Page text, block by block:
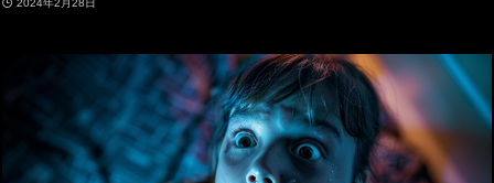
2024年2月28日